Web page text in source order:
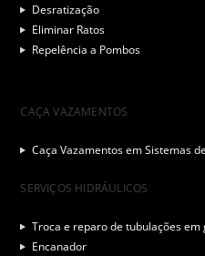
Desratização
Eliminar Ratos
Repelência a Pombos
CAÇA VAZAMENTOS
Caça Vazamentos em Sistemas
SERVIÇOS HIDRÁULICOS
Troca e reparo de tubulações em
Encanador